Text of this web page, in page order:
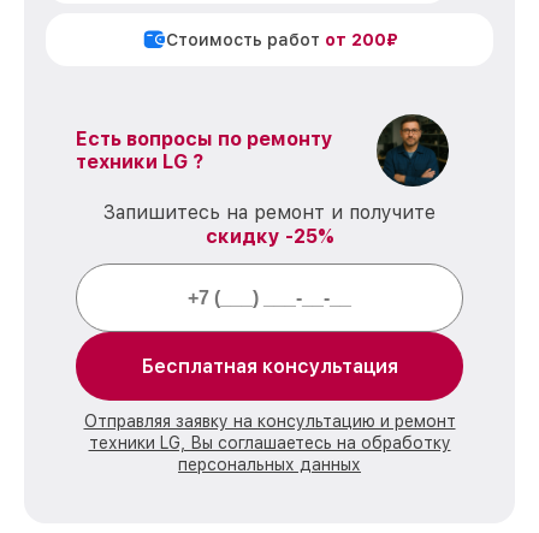
Стоимость работ от 200₽
Есть вопросы по ремонту
техники LG ?
Запишитесь на ремонт и получите
скидку -25%
Бесплатная консультация
Отправляя заявку на консультацию и ремонт
техники LG, Вы соглашаетесь на обработку
персональных данных